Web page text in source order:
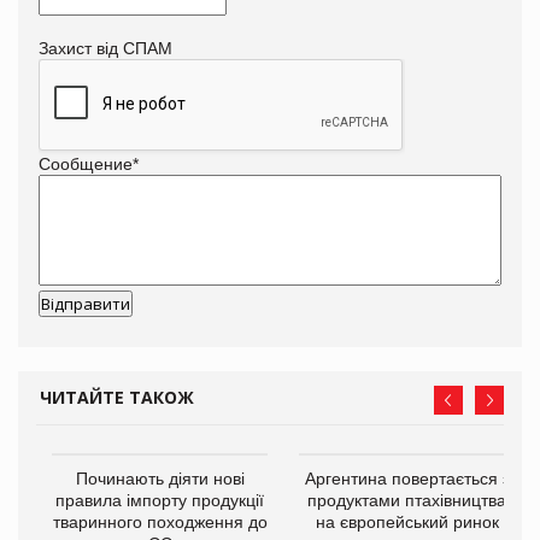
Захист від СПАМ
Сообщение*
ЧИТАЙТЕ ТАКОЖ
Починають діяти нові
правила імпорту продукції
тваринного походження до
Аргентина повертається з
продуктами птахівництва
на європейський ринок